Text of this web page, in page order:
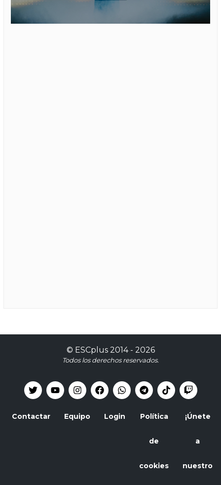
© ESCplus2014 - 2026
Todos los derechos reservados.
Contactar Equipo Login Política
de
cookies
¡Únete
a
nuestro